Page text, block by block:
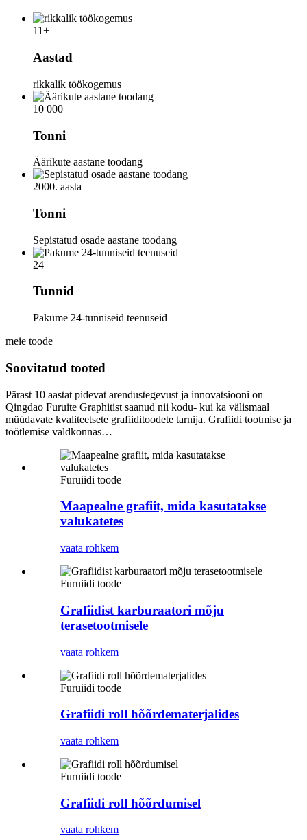
11+
Aastad
rikkalik töökogemus
10 000
Tonni
Äärikute aastane toodang
2000. aasta
Tonni
Sepistatud osade aastane toodang
24
Tunnid
Pakume 24-tunniseid teenuseid
meie toode
Soovitatud tooted
Pärast 10 aastat pidevat arendustegevust ja innovatsiooni on
Qingdao Furuite Graphitist saanud nii kodu- kui ka välismaal
müüdavate kvaliteetsete grafiiditoodete tarnija. Grafiidi tootmise ja
töötlemise valdkonnas…
Furuiidi toode
Maapealne grafiit, mida kasutatakse
valukatetes
vaata rohkem
Furuiidi toode
Grafiidist karburaatori mõju
terasetootmisele
vaata rohkem
Furuiidi toode
Grafiidi roll hõõrdematerjalides
vaata rohkem
Furuiidi toode
Grafiidi roll hõõrdumisel
vaata rohkem